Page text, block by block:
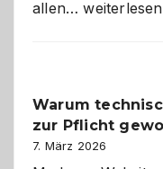
allen…Sudoku
den
weiterlesen
Warum
zur Pflicht
7. März 2026